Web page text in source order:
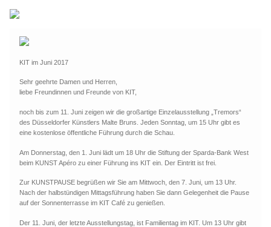
Papier
Linoldruck
Zubehör
Bücher
Schule
KIT im Juni 2017
Sehr geehrte Damen und Herren,
liebe Freundinnen und Freunde von KIT,
noch bis zum 11. Juni zeigen wir die großartige Einzelausstellung „Tremors“
des Düsseldorfer Künstlers Malte Bruns. Jeden Sonntag, um 15 Uhr gibt es
eine kostenlose öffentliche Führung durch die Schau.
Am Donnerstag, den 1. Juni lädt um 18 Uhr die Stiftung der Sparda-Bank West
beim KUNST Apéro zu einer Führung ins KIT ein. Der Eintritt ist frei.
Zur KUNSTPAUSE begrüßen wir Sie am Mittwoch, den 7. Juni, um 13 Uhr.
Nach der halbstündigen Mittagsführung haben Sie dann Gelegenheit die Pause
auf der Sonnenterrasse im KIT Café zu genießen.
Der 11. Juni, der letzte Ausstellungstag, ist Familientag im KIT. Um 13 Uhr gibt